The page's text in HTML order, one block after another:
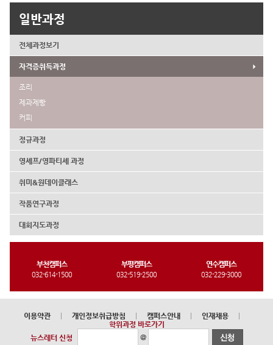
일반과정
전체과정보기
자격증취득과정
조리
제과제빵
커피
정규과정
영셰프/영파티셰 과정
취미&원데이클래스
작품연구과정
대회지도과정
부천캠퍼스
032-614-1500
부평캠퍼스
032-519-2500
연수캠퍼스
032-229-3000
이용약관 개인정보취급방침 캠퍼스안내 인재채용
학위과정 바로가기
뉴스레터 신청
@